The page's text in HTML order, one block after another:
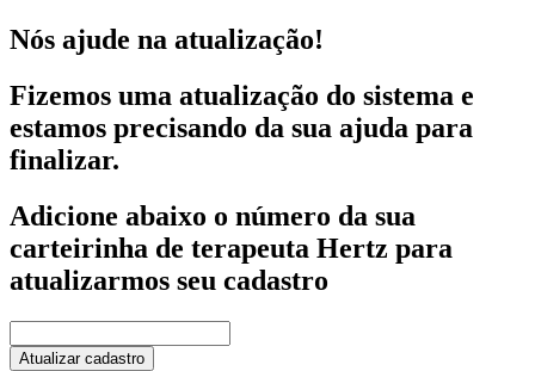
Nós ajude na atualização!
Fizemos uma atualização do sistema e
estamos precisando da sua ajuda para
finalizar.
Adicione abaixo o número da sua
carteirinha de terapeuta Hertz para
atualizarmos seu cadastro
Atualizar cadastro